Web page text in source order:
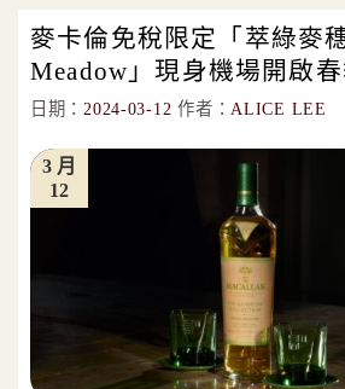
麥卡倫免稅限定「萃綠麥
Meadow」現身機場開啟
日期： 2024-03-12 作者： ALICE LEE
12
3 月